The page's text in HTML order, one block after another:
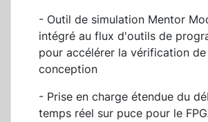
- Outil de simulation Mentor
intégré au flux d'outils de
pour accélérer la vérification de
conception
- Prise en charge étendue du
temps réel sur puce pour le